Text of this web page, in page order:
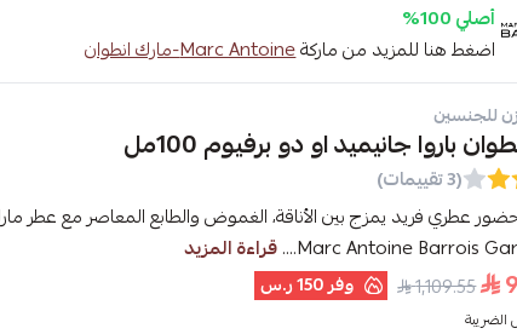
أصلي 100%
اضغط هنا للمزيد من ماركةMarc Antoine-مارك انطوان
للجنسين
باروا جانيميد او دو برفيوم 100مل
(3 تقييمات)
عطري فريد يمزج بين الأناقة، الغموض والطابع المعاصر مع عطر
Marc Antoine Barrois
قراءة المزيد
1,109.55 وفر150 ر.س